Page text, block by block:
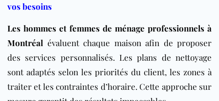
vos besoins
Les hommes et femmes de ménage professionnels à
Montréal évaluent chaque maison afin de proposer
des services personnalisés. Les plans de nettoyage
sont adaptés selon les priorités du client, les zones à
traiter et les contraintes d’horaire. Cette approche sur